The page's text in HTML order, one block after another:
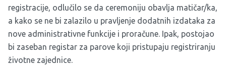
registracije, odlučilo se da ceremoniju obavlja matičar/ka,
a kako se ne bi zalazilo u pravljenje dodatnih izdataka za
nove administrativne funkcije i proračune. Ipak, postojao
bi zaseban registar za parove koji pristupaju registriranju
životne zajednice.